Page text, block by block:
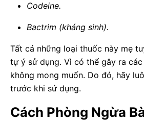
Codeine.
Bactrim (kháng sinh).
Tất cả những loại thuốc này mẹ
tự ý sử dụng. Vì có thể gây ra
không mong muốn. Do đó, hãy
trước khi sử dụng.
Cách Phòng Ngừa